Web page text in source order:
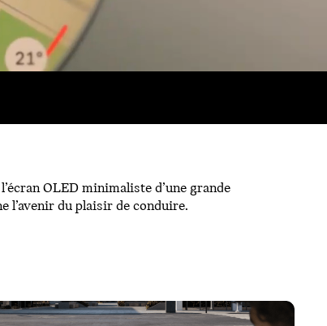
OLED minimaliste d’une grande
l’avenir du plaisir de conduire.